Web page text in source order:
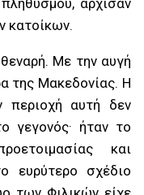
άρχισαν
κατοίκων.
Με την αυγή
της Μακεδονίας. Η
περιοχή αυτή δεν
γεγονός· ήταν το
και
ευρύτερο σχέδιο